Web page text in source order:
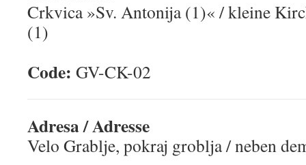
Crkvica »Sv. Antonija (1)« / kleine
(1)
Code: GV-CK-
Adresa / Adresse
Velo Grablje, pokraj groblja / neben